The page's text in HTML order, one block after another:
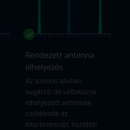
Rendezett antenna
elhelyezés
Az azonos sávban
sugárzó, de váltakozva
elhelyezett antennák
csökkentik az
interferenciát, tisztább